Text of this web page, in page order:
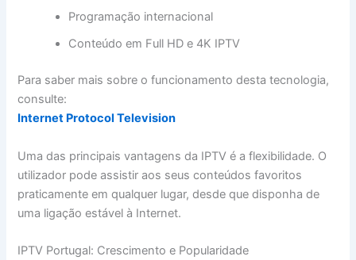
Programação internacional
Conteúdo em Full HD e 4K IPTV
Para saber mais sobre o funcionamento desta tecnologia,
consulte:
Internet Protocol Television
Uma das principais vantagens da IPTV é a flexibilidade. O
utilizador pode assistir aos seus conteúdos favoritos
praticamente em qualquer lugar, desde que disponha de
uma ligação estável à Internet.
IPTV Portugal: Crescimento e Popularidade